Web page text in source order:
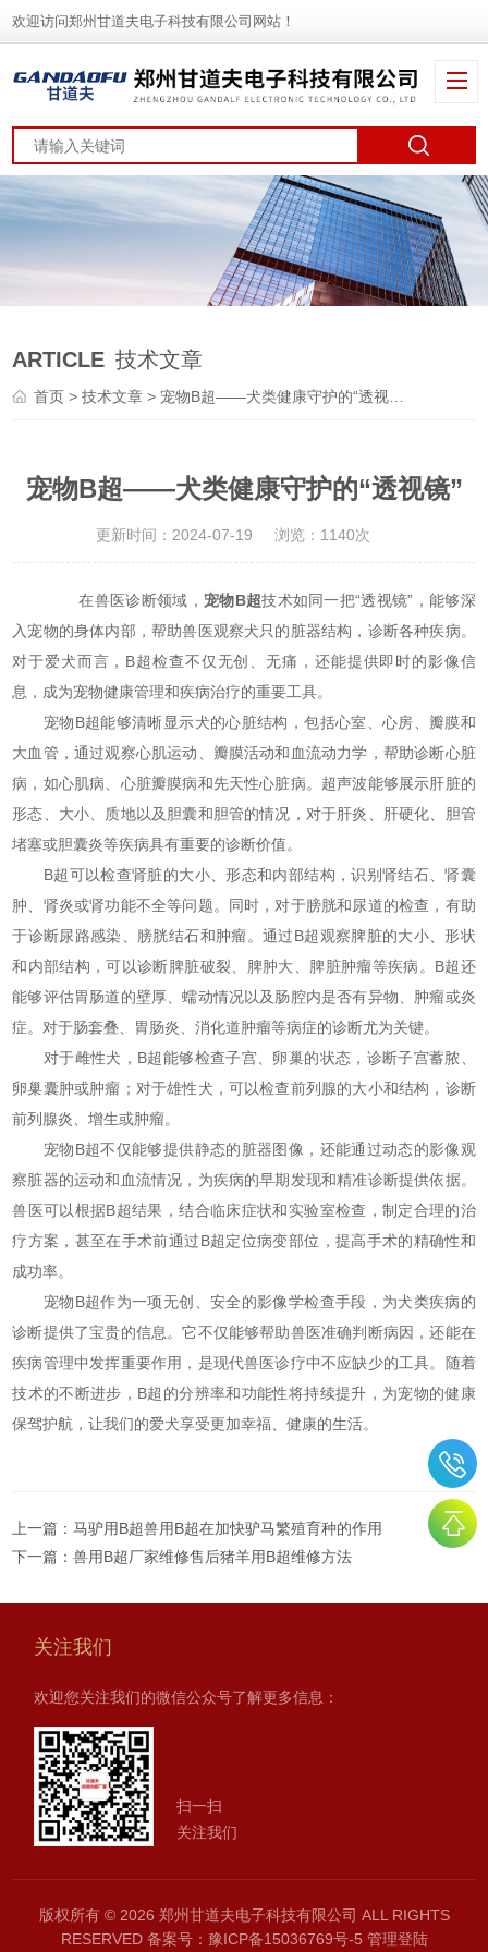
欢迎访问郑州甘道夫电子科技有限公司网站！
ARTICLE 技术文章
首页 >技术文章 > 宠物B超——犬类健康守护的“透视镜”
宠物B超——犬类健康守护的“透视镜”
更新时间：2024-07-19 浏览：1140次
在兽医诊断领域， 宠物B超技术如同一把“透视镜”，能够深
入宠物的身体内部，帮助兽医观察犬只的脏器结构，诊断各种疾病。
对于爱犬而言，B超检查不仅无创、无痛，还能提供即时的影像信
息，成为宠物健康管理和疾病治疗的重要工具。
宠物B超能够清晰显示犬的心脏结构，包括心室、心房、瓣膜和
大血管，通过观察心肌运动、瓣膜活动和血流动力学，帮助诊断心脏
病，如心肌病、心脏瓣膜病和先天性心脏病。超声波能够展示肝脏的
形态、大小、质地以及胆囊和胆管的情况，对于肝炎、肝硬化、胆管
堵塞或胆囊炎等疾病具有重要的诊断价值。
B超可以检查肾脏的大小、形态和内部结构，识别肾结石、肾囊
肿、肾炎或肾功能不全等问题。同时，对于膀胱和尿道的检查，有助
于诊断尿路感染、膀胱结石和肿瘤。通过B超观察脾脏的大小、形状
和内部结构，可以诊断脾脏破裂、脾肿大、脾脏肿瘤等疾病。B超还
能够评估胃肠道的壁厚、蠕动情况以及肠腔内是否有异物、肿瘤或炎
症。对于肠套叠、胃肠炎、消化道肿瘤等病症的诊断尤为关键。
对于雌性犬，B超能够检查子宫、卵巢的状态，诊断子宫蓄脓、
卵巢囊肿或肿瘤；对于雄性犬，可以检查前列腺的大小和结构，诊断
前列腺炎、增生或肿瘤。
宠物B超不仅能够提供静态的脏器图像，还能通过动态的影像观
察脏器的运动和血流情况，为疾病的早期发现和精准诊断提供依据。
兽医可以根据B超结果，结合临床症状和实验室检查，制定合理的治
疗方案，甚至在手术前通过B超定位病变部位，提高手术的精确性和
成功率。
宠物B超作为一项无创、安全的影像学检查手段，为犬类疾病的
诊断提供了宝贵的信息。它不仅能够帮助兽医准确判断病因，还能在
疾病管理中发挥重要作用，是现代兽医诊疗中不应缺少的工具。随着
技术的不断进步，B超的分辨率和功能性将持续提升，为宠物的健康
保驾护航，让我们的爱犬享受更加幸福、健康的生活。
上一篇：马驴用B超兽用B超在加快驴马繁殖育种的作用
下一篇：兽用B超厂家维修售后猪羊用B超维修方法
关注我们
欢迎您关注我们的微信公众号了解更多信息：
扫一扫
关注我们
版权所有 © 2026 郑州甘道夫电子科技有限公司 ALL RIGHTS
RESERVED 备案号：豫ICP备15036769号-5 管理登陆